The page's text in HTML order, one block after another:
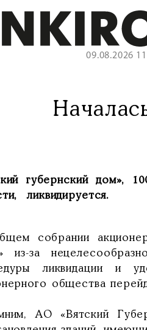
09.08.2026
губернский дом»,
ликвидируется.
собрании
из-за
ликвидации и
общества
АО «Вятский